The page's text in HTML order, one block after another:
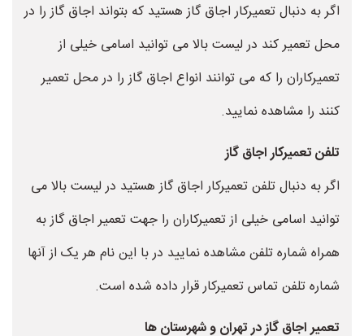
اگر به دنبال تعمیرکار اجاق گاز هستید که بتواند اجاق گاز را در
محل تعمیر کند در لیست بالا می توانید اسامی خیلی از
تعمیرکاران را که می توانند انواع اجاق گاز را در محل تعمیر
کنند را مشاهده نمایید.
تلفن تعمیرکار اجاق گاز
اگر به دنبال تلفن تعمیرکار اجاق گاز هستید در لیست بالا می
توانید اسامی خیلی از تعمیرکاران را جهت تعمیر اجاق گاز به
همراه شماره تلفن مشاهده نمایید در با این نام هر یک از آنها
شماره تلفن تماس تعمیرکار قرار داده شده است.
تعمیر اجاق گاز در تهران و شهرستان ها